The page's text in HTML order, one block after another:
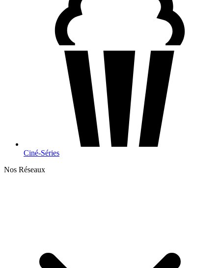
Ciné-Séries
Nos Réseaux